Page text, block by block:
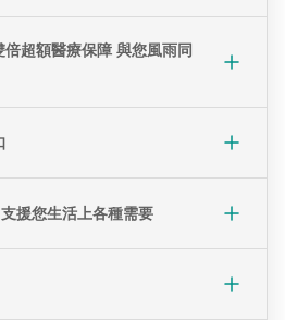
超額醫療保障 與您風雨同
支援您生活上各種需要